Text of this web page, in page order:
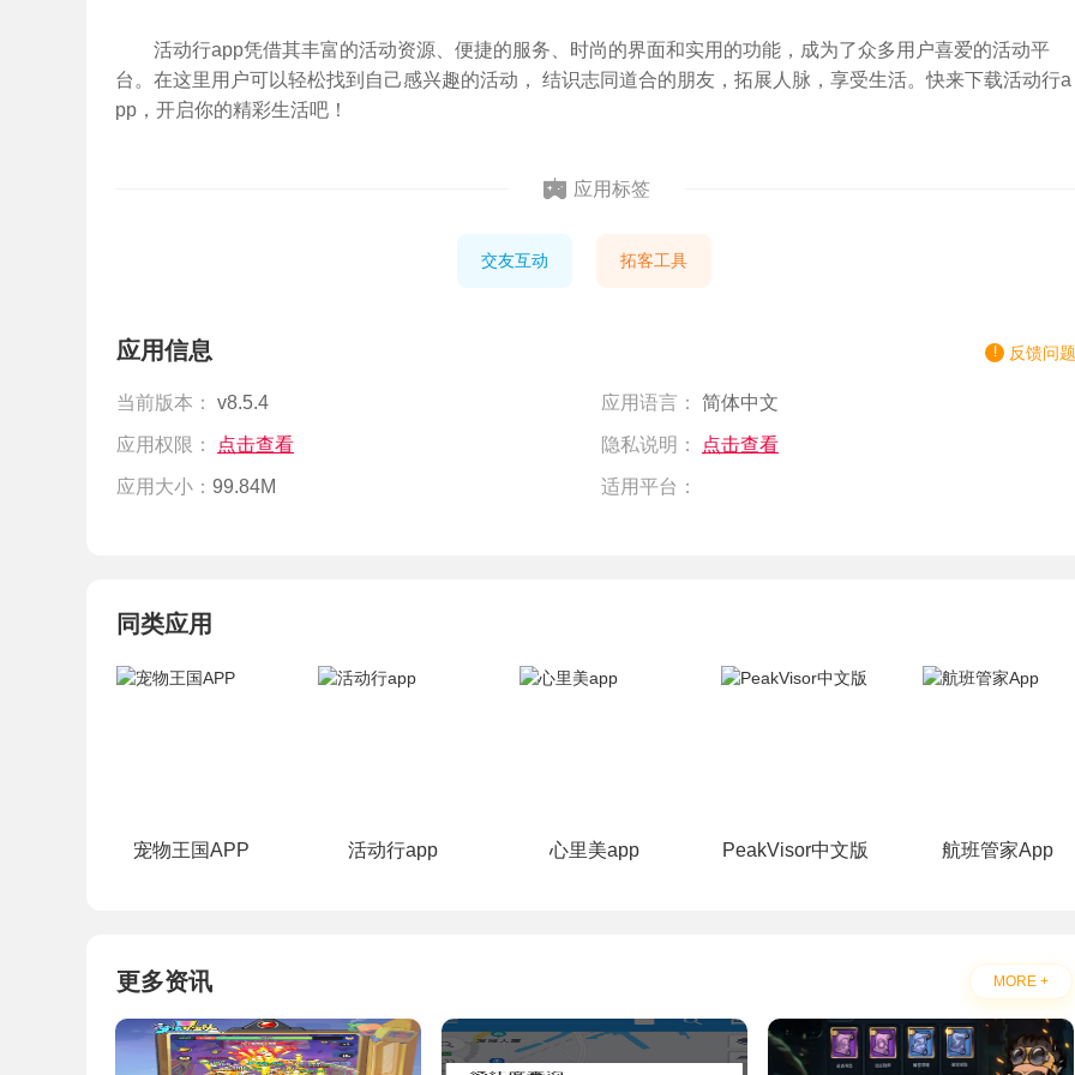
活动行app凭借其丰富的活动资源、便捷的服务、时尚的界面和实用的功能，成为了众多用户喜爱的活动平
台。在这里用户可以轻松找到自己感兴趣的活动， 结识志同道合的朋友，拓展人脉，享受生活。快来下载活动行a
pp，开启你的精彩生活吧！
应用标签
交友互动 拓客工具
应用信息 反馈问题
当前版本： v8.5.4 应用语言： 简体中文
应用权限： 点击查看 隐私说明： 点击查看
应用大小： 99.84M 适用平台：
同类应用
宠物王国APP 活动行app 心里美app PeakVisor中文版 航班管家App
更多资讯 MORE +